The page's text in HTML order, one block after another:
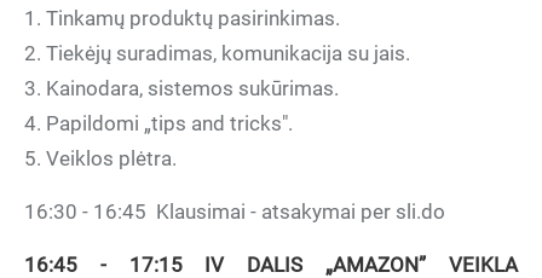
1. Tinkamų produktų pasirinkimas.
2. Tiekėjų suradimas, komunikacija su jais.
3. Kainodara, sistemos sukūrimas.
4. Papildomi „tips and tricks".
5. Veiklos plėtra.
16:30 - 16:45 Klausimai - atsakymai per sli.do
16:45 - 17:15 IV DALIS „AMAZON” VEIKLA